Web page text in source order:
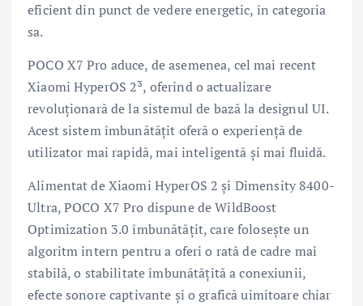
eficient din punct de vedere energetic, în categoria
sa.
POCO X7 Pro aduce, de asemenea, cel mai recent
Xiaomi HyperOS 2³, oferind o actualizare
revoluționară de la sistemul de bază la designul UI.
Acest sistem îmbunătățit oferă o experiență de
utilizator mai rapidă, mai inteligentă și mai fluidă.
Alimentat de Xiaomi HyperOS 2 și Dimensity 8400-
Ultra, POCO X7 Pro dispune de WildBoost
Optimization 3.0 îmbunătățit, care folosește un
algoritm intern pentru a oferi o rată de cadre mai
stabilă, o stabilitate îmbunătățită a conexiunii,
efecte sonore captivante și o grafică uimitoare chiar